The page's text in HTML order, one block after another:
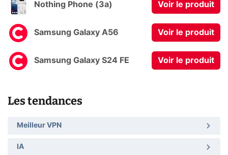
Nothing Phone (3a) Voir le produit
Samsung Galaxy A56 Voir le produit
Samsung Galaxy S24 FE Voir le produit
Les tendances
Meilleur VPN
IA